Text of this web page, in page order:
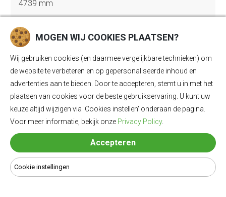
4739 mm
Breedte
1900 mm
Hoogte
1680 mm
Trekgewicht geremd
1500 kg
MOGEN WIJ COOKIES PLAATSEN?
Wij gebruiken cookies (en daarmee vergelijkbare technieken) om
de website te verbeteren en op gepersonaliseerde inhoud en
advertenties aan te bieden. Door te accepteren, stemt u in met het
plaatsen van cookies voor de beste gebruikservaring. U kunt uw
keuze altijd wijzigen via 'Cookies instellen' onderaan de pagina.
Voor meer informatie, bekijk onze Privacy Policy.
Accepteren
Cookie instellingen